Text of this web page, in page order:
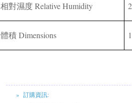
相對濕度Relative Humidity
體積Dimensions
» 訂購資訊: